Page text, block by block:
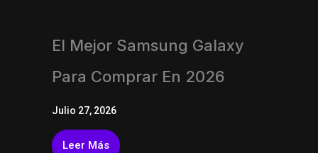
El Mejor Samsung Galaxy
Para Comprar En 2026
Julio 27, 2026
Leer Más